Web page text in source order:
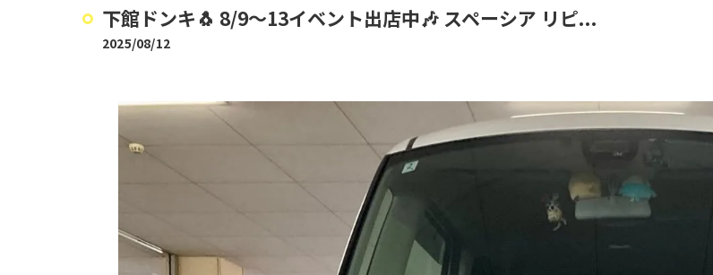
下館ドンキ🐧 8/9〜13イベント出店中🎶 スペーシア リピ...
2025/08/12